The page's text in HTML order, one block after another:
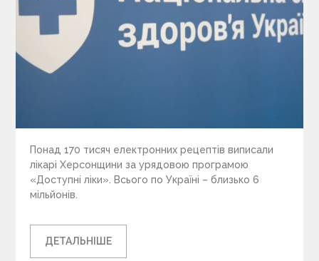
Понад 170 тисяч електронних рецептів виписали
лікарі Херсонщини за урядовою програмою
«Доступні ліки». Всього по Україні – близько 6
мільйонів.
ДЕТАЛЬНІШЕ